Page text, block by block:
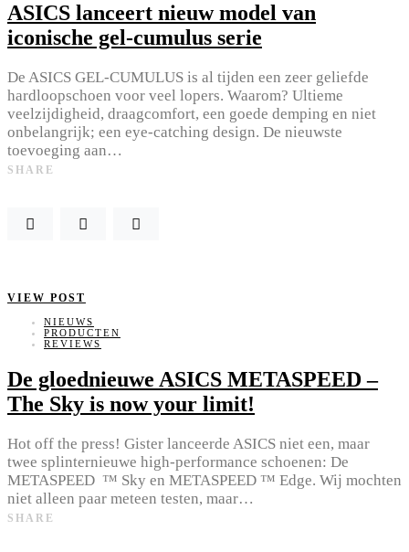
ASICS lanceert nieuw model van
iconische gel-cumulus serie
De ASICS GEL-CUMULUS is al tijden een zeer geliefde
hardloopschoen voor veel lopers. Waarom? Ultieme
veelzijdigheid, draagcomfort, een goede demping en niet
onbelangrijk; een eye-catching design. De nieuwste
toevoeging aan…
SHARE
VIEW POST
NIEUWS
PRODUCTEN
REVIEWS
De gloednieuwe ASICS METASPEED –
The Sky is now your limit!
Hot off the press! Gister lanceerde ASICS niet een, maar
twee splinternieuwe high-performance schoenen: De
METASPEED ™ Sky en METASPEED ™ Edge. Wij mochten
niet alleen paar meteen testen, maar…
SHARE